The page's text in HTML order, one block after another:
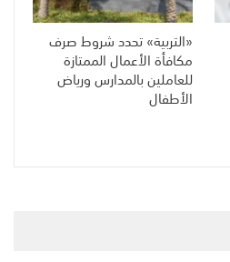
«التربية» تحدد شروط صرف
مكافأة الأعمال الممتازة
للعاملين بالمدارس ورياض
الأطفال